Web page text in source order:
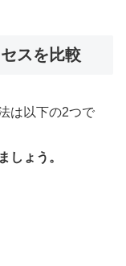
スを比較
は以下の2つで
しょう。